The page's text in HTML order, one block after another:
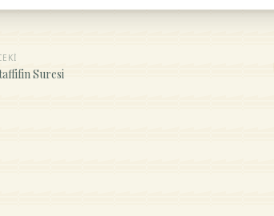
Suresi